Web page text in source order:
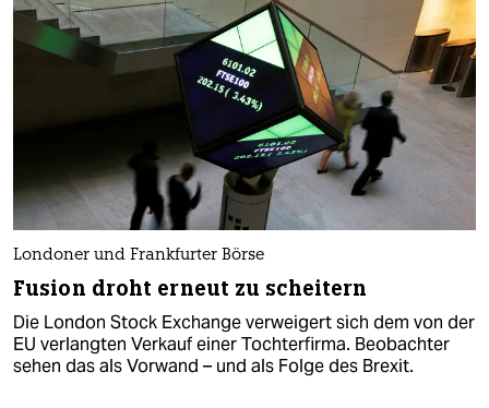
Londoner und Frankfurter Börse
Fusion droht erneut zu scheitern
Die London Stock Exchange verweigert sich dem von der
EU verlangten Verkauf einer Tochterfirma. Beobachter
sehen das als Vorwand – und als Folge des Brexit.